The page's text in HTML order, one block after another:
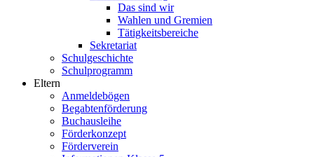
Das sind wir
Wahlen und Gremien
Tätigkeitsbereiche
Sekretariat
Schulgeschichte
Schulprogramm
Eltern
Anmeldebögen
Begabtenförderung
Buchausleihe
Förderkonzept
Förderverein